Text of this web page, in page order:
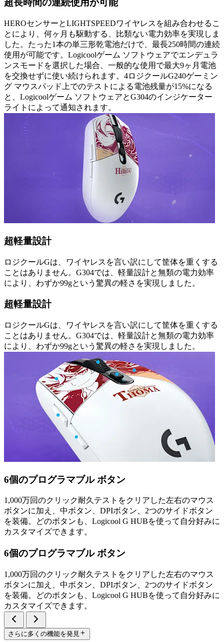
超長時間の連続使用が可能
HEROセンサーとLIGHTSPEEDワイヤレスを組み合わせるこ
とにより、何ヶ月も駆動する、比類ない電力効率を実現しま
した。たった1本の単三形乾電池だけで、最長250時間の連続
使用が可能です。Logicoolゲーム ソフトウェアでエンデュラ
ンスモードを選択した場合、一般的な使用で最大9ヶ月電池
を交換せずに使い続けられます。4ロジクールG240ゲーミン
グ マウスパッド上でのテストによる電池残量が15%になる
と、Logicoolゲーム ソフトウェアとG304のインジケーター
ライトによって通知されます。
超軽量設計
ロジクールGは、ワイヤレスを言い訳にして筐体を重くする
ことはありません。G304では、軽量設計と無類の電力効率
により、わずか99gという驚異の軽さを実現しました。
超軽量設計
ロジクールGは、ワイヤレスを言い訳にして筐体を重くする
ことはありません。G304では、軽量設計と無類の電力効率
により、わずか99gという驚異の軽さを実現しました。
6個のプログラマブル ボタン
1,000万回のクリック耐久テストをクリアした左右のマウス
ボタンに加え、中ボタン、DPIボタン、2つのサイドボタン
を装備。どのボタンも、Logicool G HUBを使って自分好みに
カスタマイズできます。
6個のプログラマブル ボタン
1,000万回のクリック耐久テストをクリアした左右のマウス
ボタンに加え、中ボタン、DPIボタン、2つのサイドボタン
を装備。どのボタンも、Logicool G HUBを使って自分好みに
カスタマイズできます。
さらに多くの機能を発見